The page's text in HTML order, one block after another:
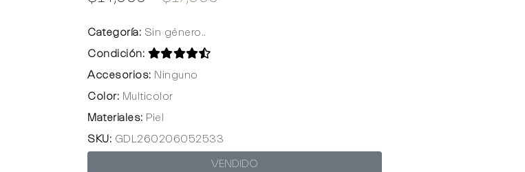
Categoría: Sin género..
Condición:
Accesorios: Ninguno
Color: Multicolor
Materiales: Piel
SKU: GDL260206052533
VENDIDO